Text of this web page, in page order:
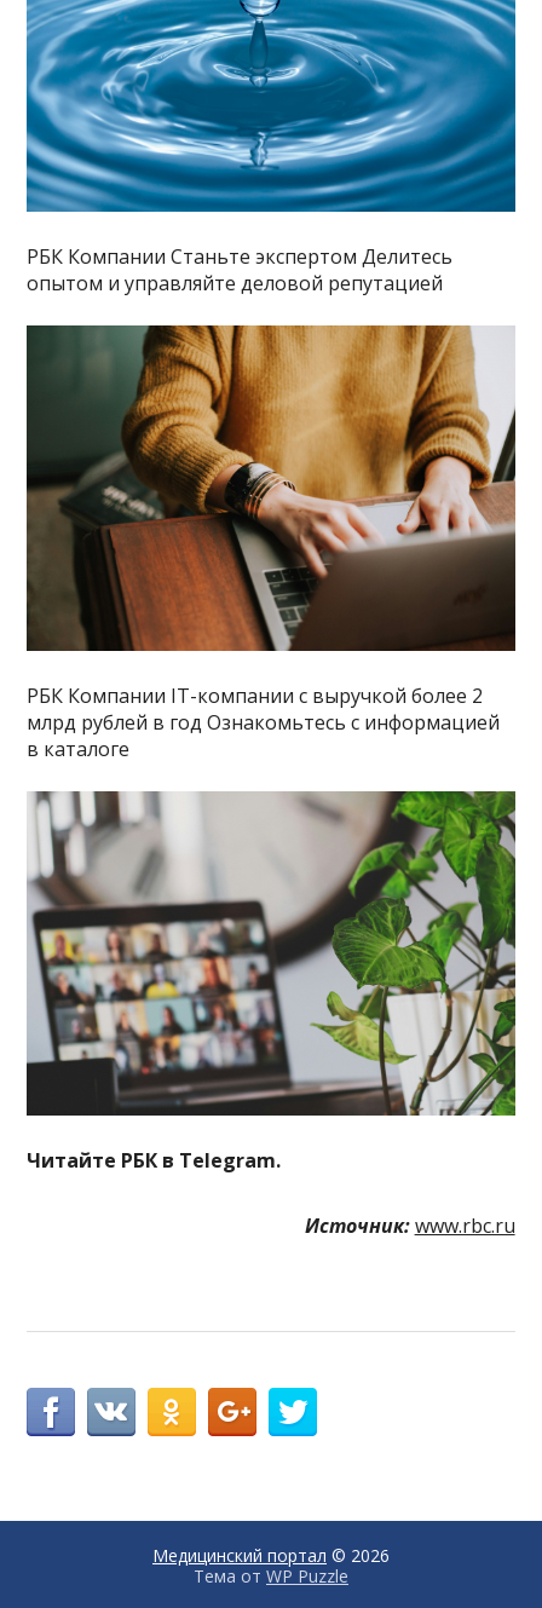
РБК Компании Станьте экспертом Делитесь
опытом и управляйте деловой репутацией
РБК Компании IT-компании с выручкой более 2
млрд рублей в год Ознакомьтесь с информацией
в каталоге
Читайте РБК в Telegram.
Источник: www.rbc.ru
Медицинский портал © 2026
Тема от WP Puzzle